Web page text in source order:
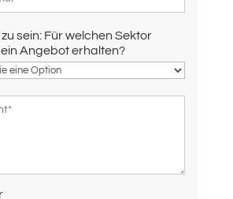
sein: Für welchen Sektor
Angebot erhalten?